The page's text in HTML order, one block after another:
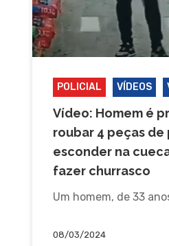
POLICIAL VÍDEOS
Vídeo: Homem é
roubar 4 peças de
esconder na
fazer churrasco
Um homem, de 33
08/03/2024